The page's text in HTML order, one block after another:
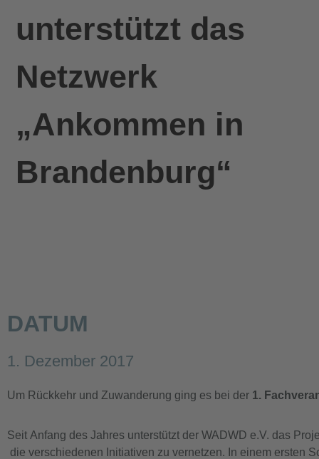
unterstützt das
Netzwerk
„Ankommen in
Brandenburg“
DATUM
1. Dezember 2017
Um Rückkehr und Zuwanderung ging es bei der 1.
Seit Anfang des Jahres unterstützt der WADWD e.V. das
die verschiedenen Initiativen zu vernetzen. In einem ersten